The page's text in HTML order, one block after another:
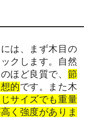
は、まず木目の
クします。自然
ほど良質で、 節
的です。また木
じサイズでも重量
く強度がありま